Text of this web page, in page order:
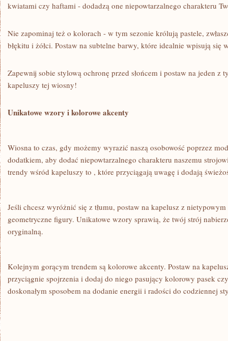
kwiatami ⁢czy haftami -⁤ dodadzą one niepowtarzalnego charakteru
Nie zapominaj też o kolorach -‌ w tym sezonie‌ królują pastele,
błękitu i żółci. Postaw na⁢ subtelne​ barwy, które idealnie wpisują się
Zapewnij sobie stylową ochronę przed słońcem i postaw na‍ jeden‍ z
kapeluszy tej ⁤wiosny!
Unikatowe wzory i⁢ kolorowe‌ akcenty
Wiosna to czas, gdy możemy wyrazić naszą ​osobowość poprzez
dodatkiem, aby‍ dodać niepowtarzalnego⁣ charakteru‍ naszemu
trendy wśród kapeluszy to , które‍ przyciągają ⁣uwagę i ⁢dodają
Jeśli ⁢chcesz wyróżnić się z tłumu, postaw ‍na⁤ kapelusz z
geometryczne​ figury. Unikatowe wzory‌ sprawią, że twój strój
oryginalną.
Kolejnym gorącym trendem są kolorowe akcenty. Postaw na
przyciągnie​ spojrzenia i dodaj do niego pasujący kolorowy pasek
‌doskonałym sposobem ⁢na dodanie energii i radości do ‌codziennej